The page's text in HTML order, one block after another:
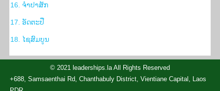
16. ຈຳປາສັກ
17. ອັດຕະປື
18. ໄຊສົມບູນ
© 2021 leaderships.la All Rights Reserved
+688, Samsaenthai Rd, Chanthabuly District, Vientiane Capital, Laos